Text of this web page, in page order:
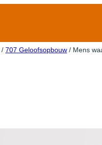
/ 707 Geloofsopbouw / Mens